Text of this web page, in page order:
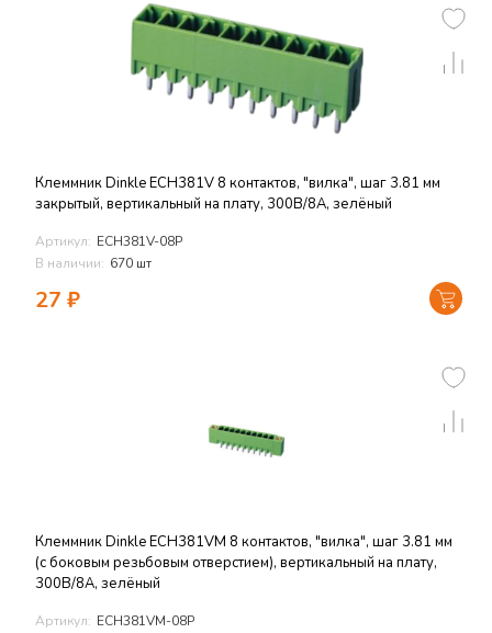
Клеммник Dinkle ECH381V 8 контактов, "вилка", шаг 3.81 мм
закрытый, вертикальный на плату, 300В/8А, зелёный
Артикул: ECH381V-08P
В наличии: 670 шт
27 ₽
Клеммник Dinkle ECH381VM 8 контактов, "вилка", шаг 3.81 мм
(с боковым резьбовым отверстием), вертикальный на плату,
300В/8А, зелёный
Артикул: ECH381VM-08P